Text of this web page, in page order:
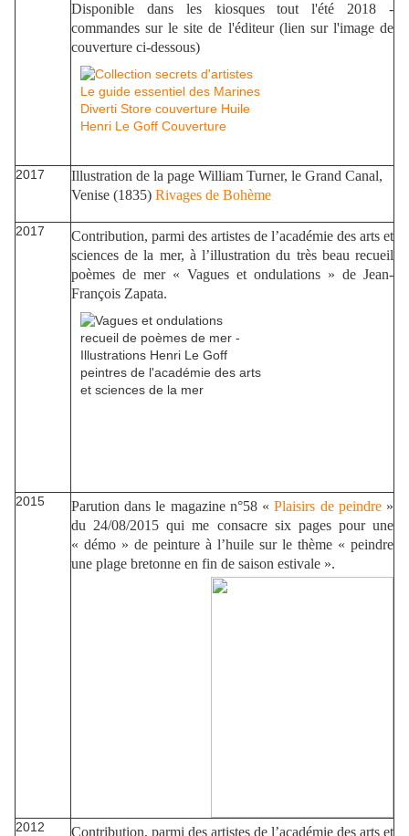
Disponible dans les kiosques tout l'été 2018 -
commandes sur le site de l'éditeur (lien sur l'image de
couverture ci-dessous)
2017
Illustration de la page William Turner, le Grand Canal,
Venise (1835) Rivages de Bohème
2017
Contribution, parmi des artistes de l’académie des arts et
sciences de la mer, à l’illustration du très beau recueil
poèmes de mer « Vagues et ondulations » de Jean-
François Zapata.
2015 Parution dans le magazine n°58 «Plaisirs de peindre»
du 24/08/2015 qui me consacre six pages pour une
« démo » de peinture à l’huile sur le thème « peindre
une plage bretonne en fin de saison estivale ».
2012 Contribution, parmi des artistes de l’académie des arts et